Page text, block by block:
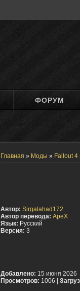
ФОРУМ
Главная » Моды » Fallout 4
Автор: Sirgalahad172
Автор перевода: ApeX
Язык: Русский
Версия: 3
Добавлено: 15 июня 2026
Просмотров: 1006 |